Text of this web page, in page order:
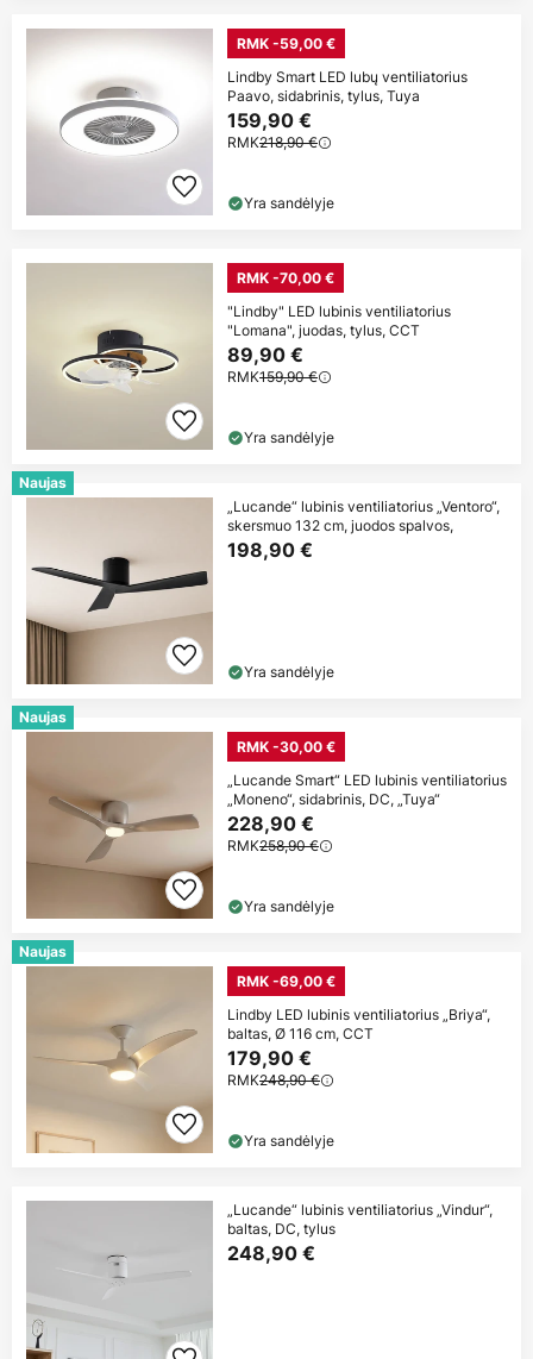
RMK -59,00 €
Lindby Smart LED lubų ventiliatorius
Paavo, sidabrinis, tylus, Tuya
159,90 €
RMK218,90 €
Yra sandėlyje
RMK -70,00 €
"Lindby" LED lubinis ventiliatorius
"Lomana", juodas, tylus, CCT
89,90 €
RMK159,90 €
Yra sandėlyje
Naujas
„Lucande“ lubinis ventiliatorius „Ventoro“,
skersmuo 132 cm, juodos spalvos,
198,90 €
Yra sandėlyje
Naujas
RMK -30,00 €
„Lucande Smart“ LED lubinis ventiliatorius
„Moneno“, sidabrinis, DC, „Tuya“
228,90 €
RMK258,90 €
Yra sandėlyje
Naujas
RMK -69,00 €
Lindby LED lubinis ventiliatorius „Briya“,
baltas, Ø 116 cm, CCT
179,90 €
RMK248,90 €
Yra sandėlyje
„Lucande“ lubinis ventiliatorius „Vindur“,
baltas, DC, tylus
248,90 €